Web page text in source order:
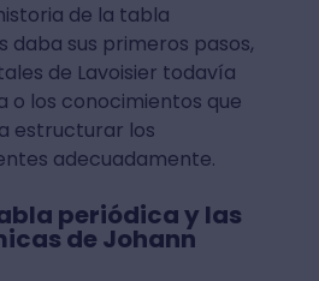
de la tabla
daba sus primeros pasos,
de Lavoisier todavía
o los conocimientos que
estructurar los
adecuadamente.
periódica y las
de Johann